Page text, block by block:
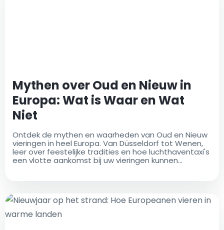
Mythen over Oud en Nieuw in
Europa: Wat is Waar en Wat
Niet
Ontdek de mythen en waarheden van Oud en Nieuw
vieringen in heel Europa. Van Düsseldorf tot Wenen,
leer over feestelijke tradities en hoe luchthaventaxi's
een vlotte aankomst bij uw vieringen kunnen